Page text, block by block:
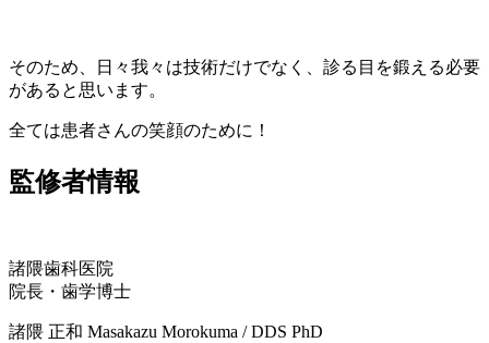
そのため、日々我々は技術だけでなく、診る目を鍛える必要
があると思います。
全ては患者さんの笑顔のために！
監修者情報
諸隈歯科医院
院長・歯学博士
諸隈 正和 Masakazu Morokuma / DDS PhD